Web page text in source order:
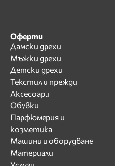
Оферти
Дамски дрехи
Мъжки дрехи
Детски дрехи
Текстил и прежди
Аксесоари
Обувки
Парфюмерия и
козметика
Машини и оборудване
Материали